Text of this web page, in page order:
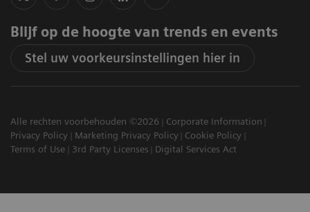
Blijf op de hoogte van trends en events
Stel uw voorkeursinstellingen hier in
Alle rechten voorbehouden ©2026
Corporate Information
Privacy Policy
Marketing Privacy Policy
Cookie Policy
Terms of Use
3rd Party Licenses Digital Services Act